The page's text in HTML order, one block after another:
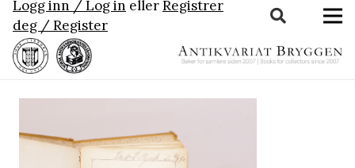
Logg inn / Log in ellerRegistrer
deg / Register